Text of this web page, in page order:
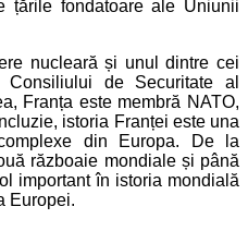
țările fondatoare ale Uniunii
nucleară și unul dintre cei
de Securitate al
Franța este membră NATO,
istoria Franței este una
din Europa. De la
războaie mondiale și până
important în istoria mondială
Europei.